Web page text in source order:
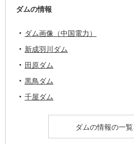
ダムの情報
ダム画像（中国電力）
新成羽川ダム
田原ダム
黒鳥ダム
千屋ダム
ダムの情報の一